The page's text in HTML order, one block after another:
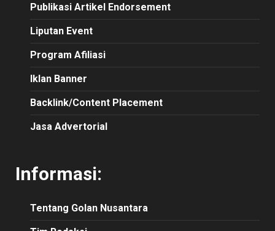
Publikasi Artikel Endorsement
Liputan Event
Program Afiliasi
Iklan Banner
Backlink/Content Placement
Jasa Advertorial
Informasi:
Tentang Golan Nusantara